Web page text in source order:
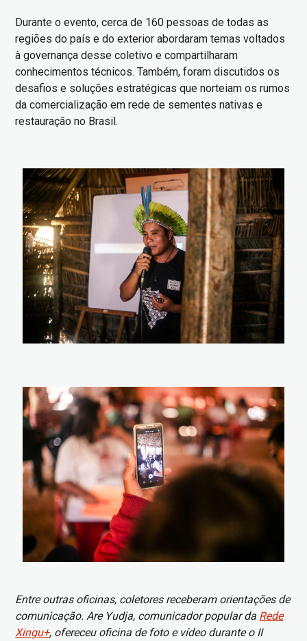
Durante o evento, cerca de 160 pessoas de todas as
regiões do país e do exterior abordaram temas voltados
à governança desse coletivo e compartilharam
conhecimentos técnicos. Também, foram discutidos os
desafios e soluções estratégicas que norteiam os rumos
da comercialização em rede de sementes nativas e
restauração no Brasil.
Imagem
Imagem
Entre outras oficinas, coletores receberam orientações de
comunicação. Are Yudja, comunicador popular da Rede
Xingu+, ofereceu oficina de foto e vídeo durante o II